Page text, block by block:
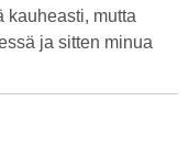
kauheasti, mutta
ja sitten minua